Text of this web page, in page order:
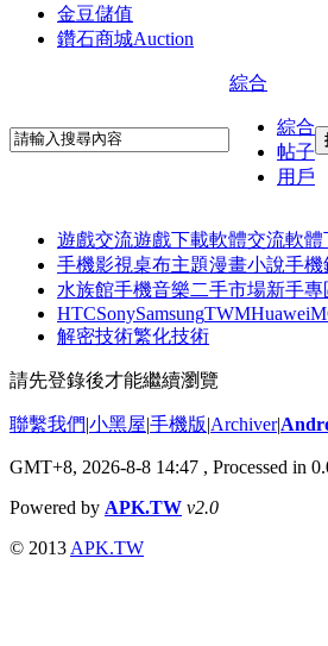
金豆儲值
鑽石商城Auction
綜合
綜合
帖子
用戶
遊戲交流遊戲下載軟體交流軟體
手機影視桌布主題漫畫小說手機
水族館手機音樂二手市場新手專
HTCSonySamsungTWMHuawei
解密技術繁化技術
請先登錄後才能繼續瀏覽
聯繫我們|小黑屋|手機版|Archiver|
GMT+8, 2026-8-8 14:47 , Processed in
Powered by APK.TW v2.0
© 2013 APK.TW